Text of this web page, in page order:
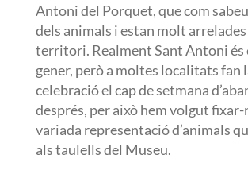
Antoni del Porquet, que com
dels animals i estan molt
territori. Realment Sant Antoni és
gener, però a moltes localitats fan
celebració el cap de setmana
després, per això hem volgut fixar-
variada representació d’animals
als taulells del Museu.